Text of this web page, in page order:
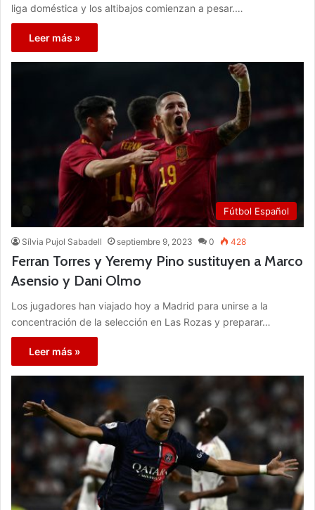
liga doméstica y los altibajos comienzan a pesar.…
Leer más »
Fútbol Español
Sílvia Pujol Sabadell septiembre 9, 2023 0 428
Ferran Torres y Yeremy Pino sustituyen a Marco
Asensio y Dani Olmo
Los jugadores han viajado hoy a Madrid para unirse a la
concentración de la selección en Las Rozas y preparar…
Leer más »